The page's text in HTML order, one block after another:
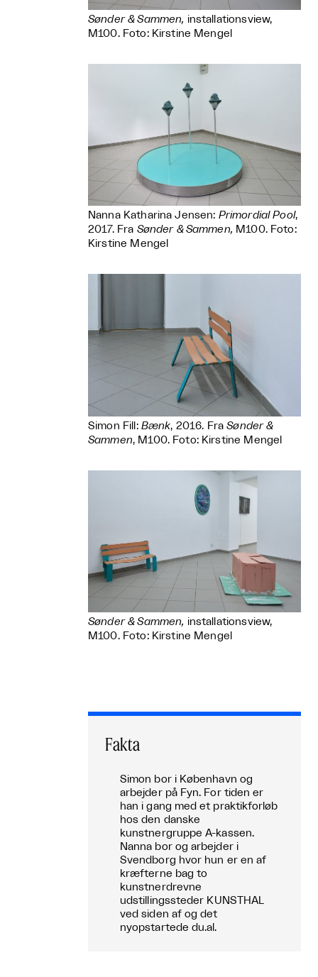
Sønder & Sammen, installationsview,
M100. Foto: Kirstine Mengel
Nanna Katharina Jensen: Primordial Pool,
2017. Fra Sønder & Sammen, M100. Foto:
Kirstine Mengel
Simon Fill: Bænk, 2016. FraSønder &
Sammen, M100. Foto: Kirstine Mengel
Sønder & Sammen, installationsview,
M100. Foto: Kirstine Mengel
Fakta
Simon bor i København og
arbejder på Fyn. For tiden er
han i gang med et praktikforløb
hos den danske
kunstnergruppe A-kassen.
Nanna bor og arbejder i
Svendborg hvor hun er en af
kræfterne bag to
kunstnerdrevne
udstillingssteder KUNSTHAL
ved siden af og det
nyopstartede du.al.